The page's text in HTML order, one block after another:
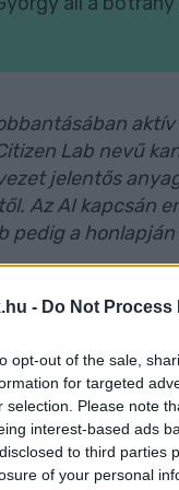
- Do Not
opt-out of the sale,
for targeted
selection. Please note
interest-based ads
to third parties
of your personal
Lab nevű
jelentős
Az AI kapcsán
pedig a
hogy